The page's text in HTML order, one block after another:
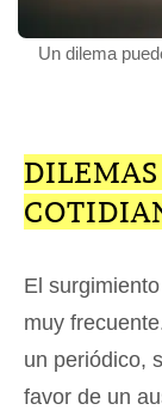
Un dilema
El
muy
un periódico,
favor de un